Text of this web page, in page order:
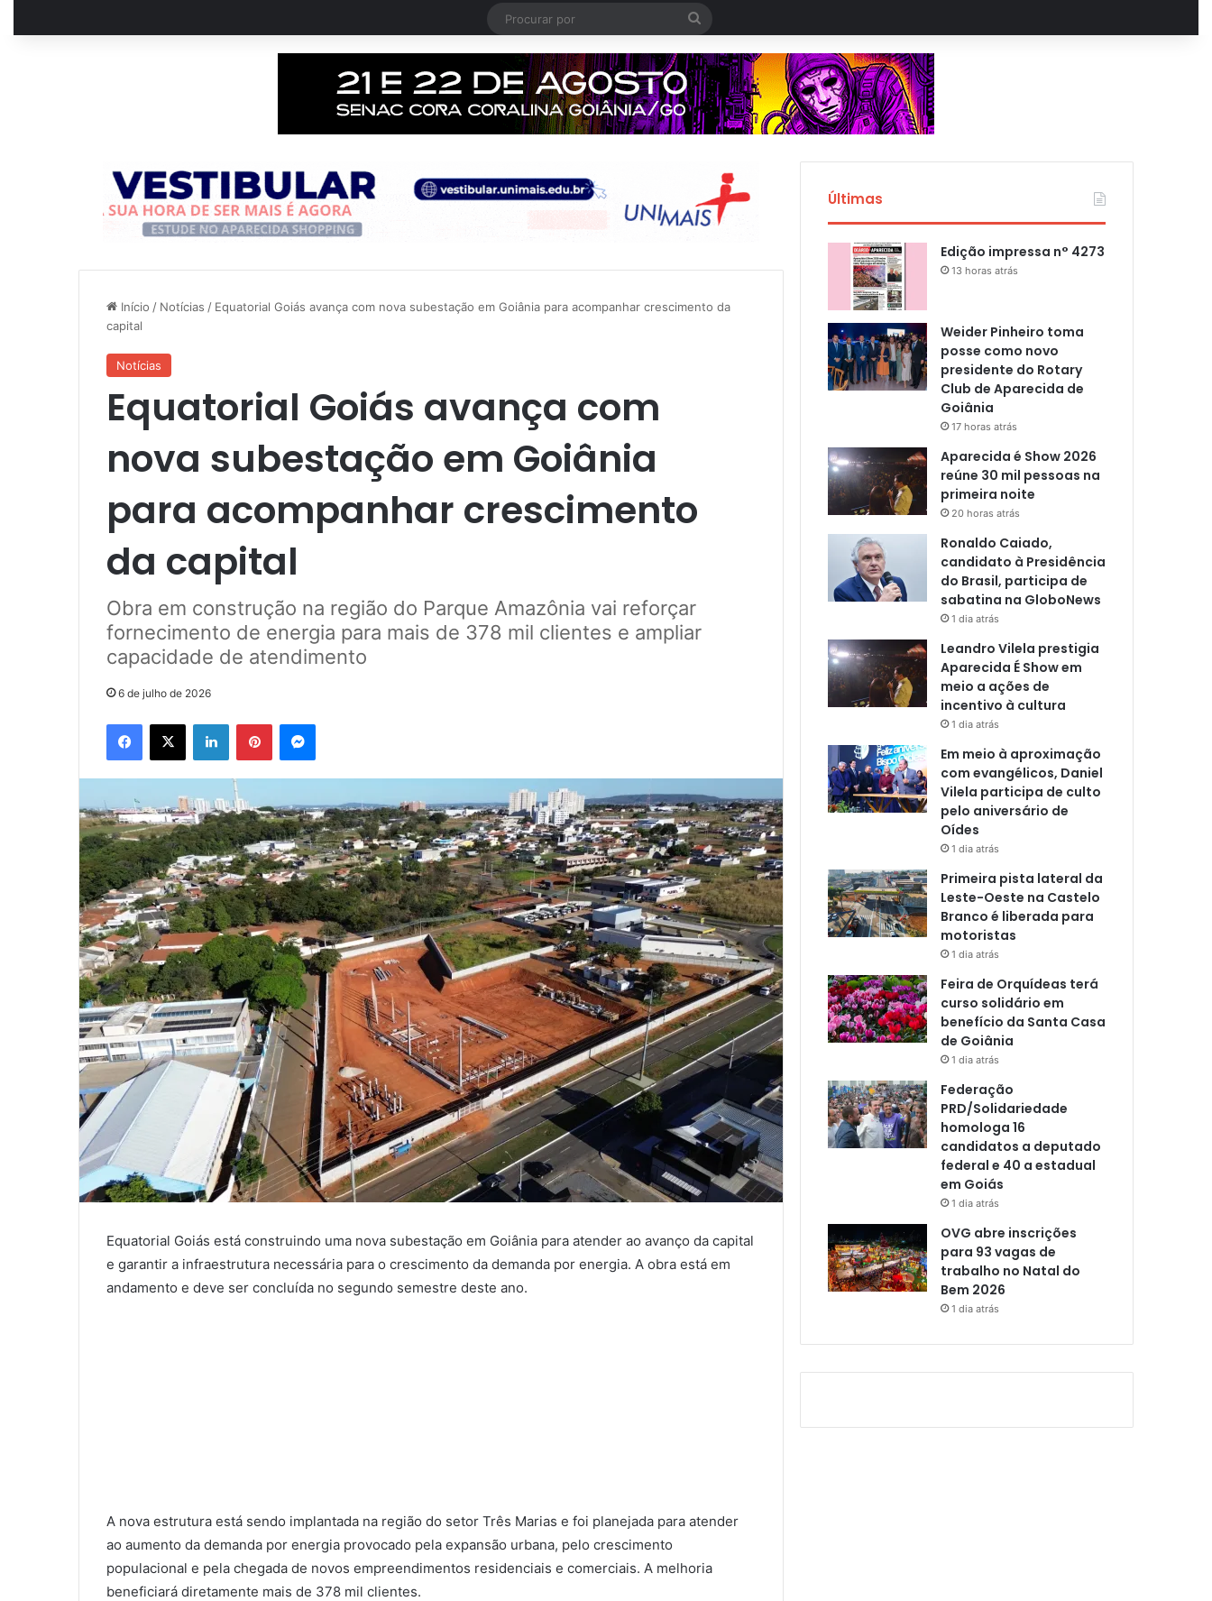
Procurar
por
Início / Notícias / Equatorial Goiás avança com nova subestação em Goiânia para acompanhar crescimento da
capital
Notícias
Equatorial Goiás avança com
nova subestação em Goiânia
para acompanhar crescimento
da capital
Obra em construção na região do Parque Amazônia vai reforçar
fornecimento de energia para mais de 378 mil clientes e ampliar
capacidade de atendimento
6 de julho de 2026
Facebook
X LinkedinPinterestMessenger
Equatorial Goiás está construindo uma nova subestação em Goiânia para atender ao avanço da capital
e garantir a infraestrutura necessária para o crescimento da demanda por energia. A obra está em
andamento e deve ser concluída no segundo semestre deste ano.
A nova estrutura está sendo implantada na região do setor Três Marias e foi planejada para atender
ao aumento da demanda por energia provocado pela expansão urbana, pelo crescimento
populacional e pela chegada de novos empreendimentos residenciais e comerciais. A melhoria
beneficiará diretamente mais de 378 mil clientes.
Últimas
Edição impressa n° 4273
13 horas atrás
Weider Pinheiro toma
posse como novo
presidente do Rotary
Club de Aparecida de
Goiânia
17 horas atrás
Aparecida é Show 2026
reúne 30 mil pessoas na
primeira noite
20 horas atrás
Ronaldo Caiado,
candidato à Presidência
do Brasil, participa de
sabatina na GloboNews
1 dia atrás
Leandro Vilela prestigia
Aparecida É Show em
meio a ações de
incentivo à cultura
1 dia atrás
Em meio à aproximação
com evangélicos, Daniel
Vilela participa de culto
pelo aniversário de
Oídes
1 dia atrás
Primeira pista lateral da
Leste-Oeste na Castelo
Branco é liberada para
motoristas
1 dia atrás
Feira de Orquídeas terá
curso solidário em
benefício da Santa Casa
de Goiânia
1 dia atrás
Federação
PRD/Solidariedade
homologa 16
candidatos a deputado
federal e 40 a estadual
em Goiás
1 dia atrás
OVG abre inscrições
para 93 vagas de
trabalho no Natal do
Bem 2026
1 dia atrás